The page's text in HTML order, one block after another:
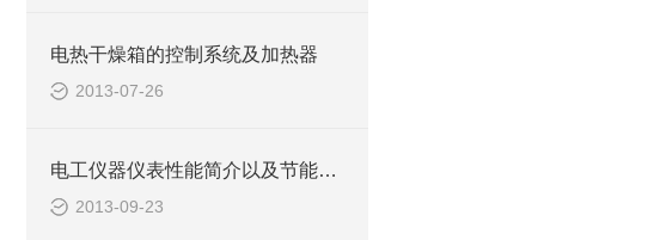
电热干燥箱的控制系统及加热器
2013-07-26
电工仪器仪表性能简介以及节能计划
2013-09-23